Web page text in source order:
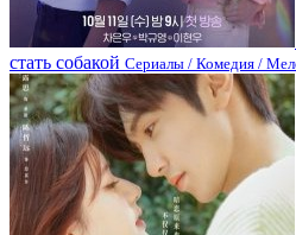
стать собакой Сериалы / Комедия /